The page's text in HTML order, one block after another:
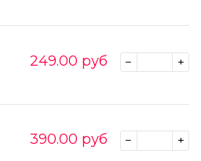
249.00 руб
390.00 руб